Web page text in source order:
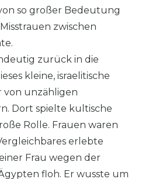
so großer Bedeutung
zwischen
zurück in die
kleine, israelitische
von unzähligen
Dort spielte kultische
Rolle. Frauen waren
erlebte
Frau wegen der
floh. Er wusste um